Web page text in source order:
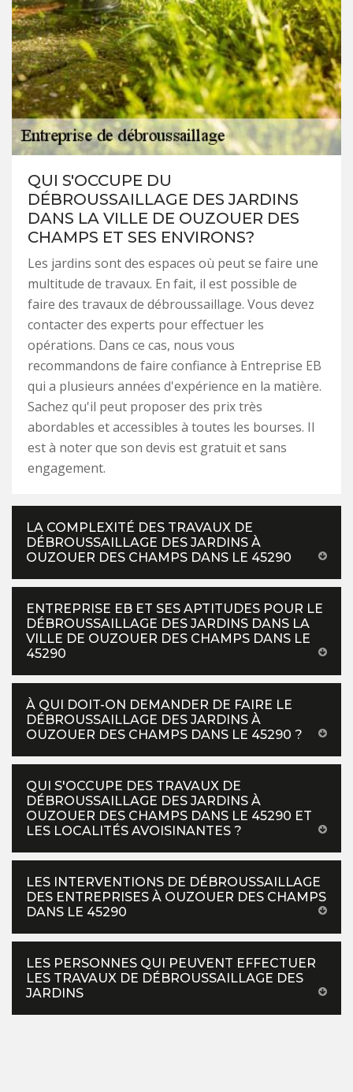
QUI S'OCCUPE DU
DÉBROUSSAILLAGE DES JARDINS
DANS LA VILLE DE OUZOUER DES
CHAMPS ET SES ENVIRONS?
Les jardins sont des espaces où peut se faire une
multitude de travaux. En fait, il est possible de
faire des travaux de débroussaillage. Vous devez
contacter des experts pour effectuer les
opérations. Dans ce cas, nous vous
recommandons de faire confiance à Entreprise EB
qui a plusieurs années d'expérience en la matière.
Sachez qu'il peut proposer des prix très
abordables et accessibles à toutes les bourses. Il
est à noter que son devis est gratuit et sans
engagement.
LA COMPLEXITÉ DES TRAVAUX DE
DÉBROUSSAILLAGE DES JARDINS À
OUZOUER DES CHAMPS DANS LE 45290
ENTREPRISE EB ET SES APTITUDES POUR LE
DÉBROUSSAILLAGE DES JARDINS DANS LA
VILLE DE OUZOUER DES CHAMPS DANS LE
45290
À QUI DOIT-ON DEMANDER DE FAIRE LE
DÉBROUSSAILLAGE DES JARDINS À
OUZOUER DES CHAMPS DANS LE 45290 ?
QUI S'OCCUPE DES TRAVAUX DE
DÉBROUSSAILLAGE DES JARDINS À
OUZOUER DES CHAMPS DANS LE 45290 ET
LES LOCALITÉS AVOISINANTES ?
LES INTERVENTIONS DE DÉBROUSSAILLAGE
DES ENTREPRISES À OUZOUER DES CHAMPS
DANS LE 45290
LES PERSONNES QUI PEUVENT EFFECTUER
LES TRAVAUX DE DÉBROUSSAILLAGE DES
JARDINS